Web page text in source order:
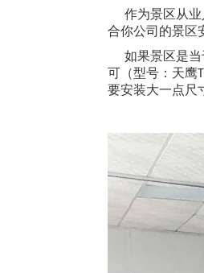
作为景区从
合你公司的景区
如果景区是
可（型号：天鹰
要安装大一点尺